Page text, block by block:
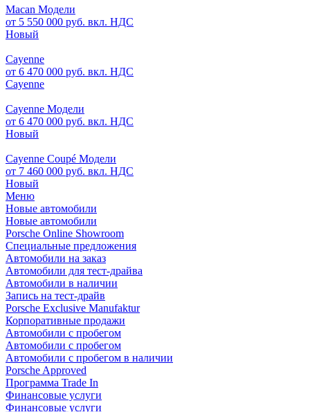
Macan Модели
от 5 550 000 руб. вкл. НДС
Новый
Cayenne
от 6 470 000 руб. вкл. НДС
Cayenne
Cayenne Модели
от 6 470 000 руб. вкл. НДС
Новый
Cayenne Coupé Модели
от 7 460 000 руб. вкл. НДС
Новый
Меню
Новые автомобили
Новые автомобили
Porsche Online Showroom
Специальные предложения
Автомобили на заказ
Автомобили для тест-драйва
Автомобили в наличии
Запись на тест-драйв
Porsche Exclusive Manufaktur
Корпоративные продажи
Автомобили с пробегом
Автомобили с пробегом
Автомобили с пробегом в наличии
Porsche Approved
Программа Trade In
Финансовые услуги
Финансовые услуги